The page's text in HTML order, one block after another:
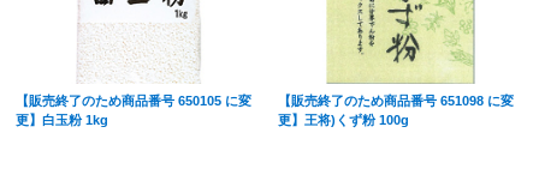
【販売終了のため商品番号 650105 に変
更】白玉粉 1kg
【販売終了のため商品番号 651098 に変
更】王将)くず粉 100g